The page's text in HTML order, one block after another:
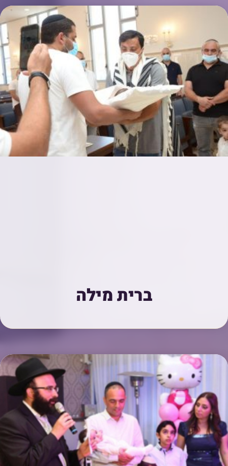
ברית מילה